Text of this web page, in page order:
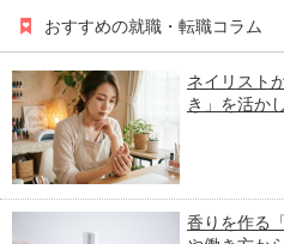
おすすめの就職・転職コラム
ネイリスト
き」を活か
香りを作る